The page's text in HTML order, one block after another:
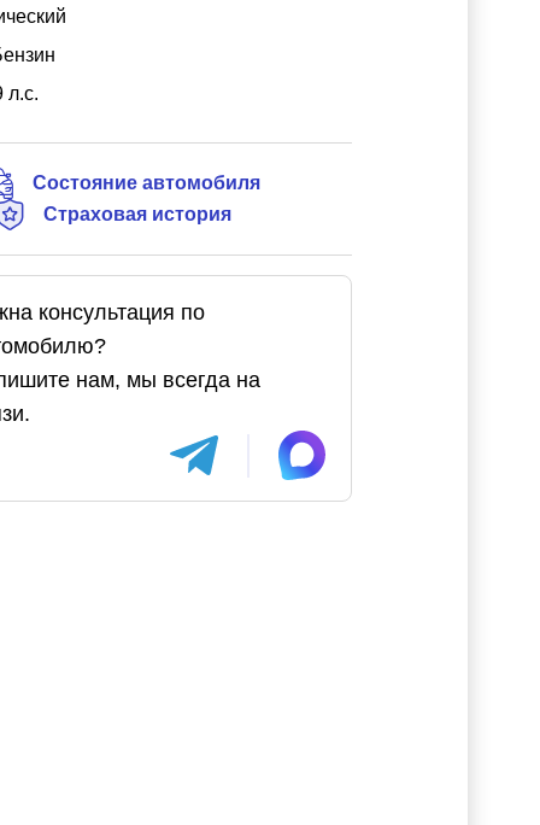
л.с.
Состояние автомобиля
Страховая история
консультация по
нам, мы всегда на